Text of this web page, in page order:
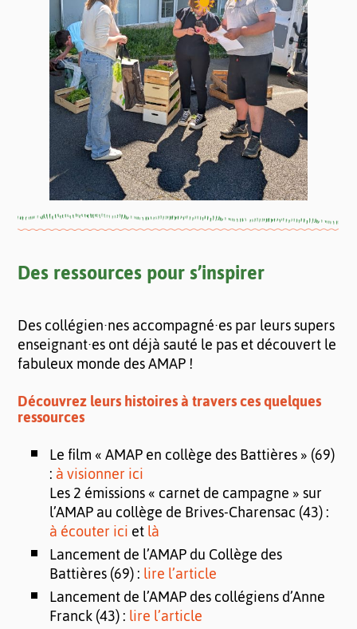
Des ressources pour s’inspirer
Des collégien·nes accompagné·es par leurs supers
enseignant·es ont déjà sauté le pas et découvert le
fabuleux monde des AMAP !
Découvrez leurs histoires à travers ces quelques
ressources
Le film « AMAP en collège des Battières » (69)
:à visionner ici
Les 2 émissions « carnet de campagne » sur
l’AMAP au collège de Brives-Charensac (43) :
à écouter icietlà
Lancement de l’AMAP du Collège des
Battières (69) :lire l’article
Lancement de l’AMAP des collégiens d’Anne
Franck (43) :lire l’article